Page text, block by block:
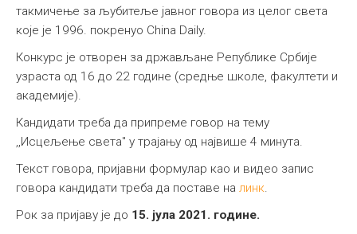
такмичење за љубитеље јавног говора из целог света
које је 1996. покренуо China Daily.
Конкурс је отворен за држављане Републике Србије
узраста од 16 до 22 године (средње школе, факултети и
академије).
Кандидати треба да припреме говор на тему
,,Исцељење света" у трајању од највише 4 минута.
Текст говора, пријавни формулар као и видео запис
говора кандидати треба да поставе на линк.
Рок за пријаву је до 15. јула 2021. године.